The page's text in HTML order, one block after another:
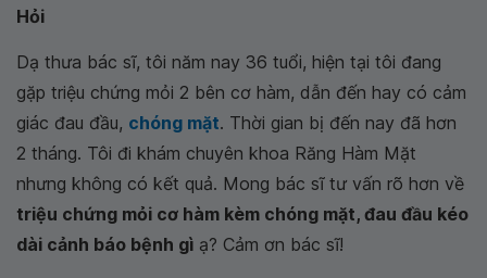
Hỏi
Dạ thưa bác sĩ, tôi năm nay 36 tuổi, hiện tại tôi đang
gặp triệu chứng mỏi 2 bên cơ hàm, dẫn đến hay có cảm
giác đau đầu, chóng mặt. Thời gian bị đến nay đã hơn
2 tháng. Tôi đi khám chuyên khoa Răng Hàm Mặt
nhưng không có kết quả. Mong bác sĩ tư vấn rõ hơn về
triệu chứng mỏi cơ hàm kèm chóng mặt, đau đầu kéo
dài cảnh báo bệnh gì ạ? Cảm ơn bác sĩ!